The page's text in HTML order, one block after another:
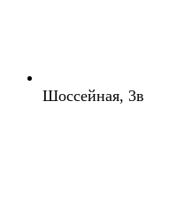
Шоссейная, 3в